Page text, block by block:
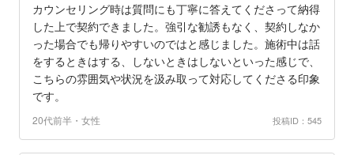
カウンセリング時は質問にも丁寧に答えてくださって納得
した上で契約できました。強引な勧誘もなく、契約しなか
った場合でも帰りやすいのではと感じました。施術中は話
をするときはする、しないときはしないといった感じで、
こちらの雰囲気や状況を汲み取って対応してくださる印象
です。
20代前半・女性 投稿ID：545